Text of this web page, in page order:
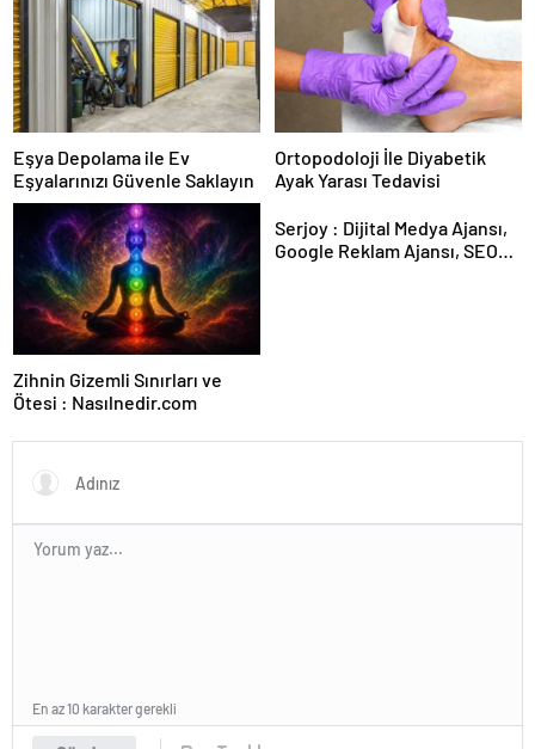
Eşya Depolama ile Ev
Eşyalarınızı Güvenle Saklayın
Ortopodoloji İle Diyabetik
Ayak Yarası Tedavisi
Zihnin Gizemli Sınırları ve
Ötesi : Nasılnedir.com
Serjoy : Dijital Medya Ajansı,
Google Reklam Ajansı, SEO
En az 10 karakter gerekli